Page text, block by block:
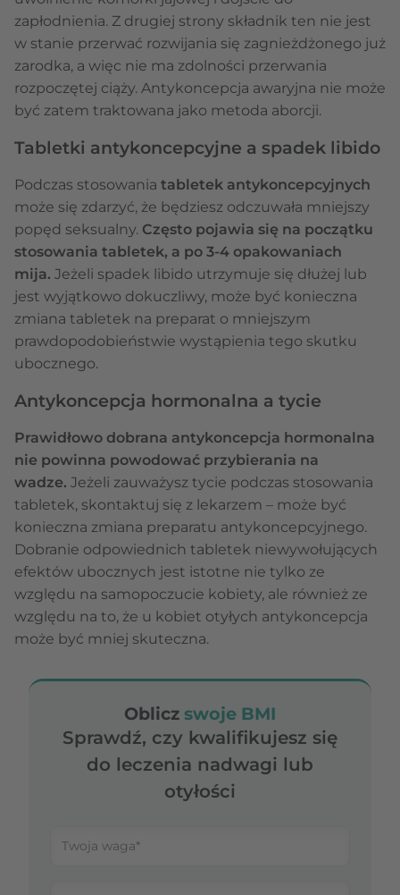
zapłodnienia. Z drugiej strony składnik ten nie jest
w stanie przerwać rozwijania się zagnieżdżonego już
zarodka, a więc nie ma zdolności przerwania
rozpoczętej ciąży. Antykoncepcja awaryjna nie może
być zatem traktowana jako metoda aborcji.
Tabletki antykoncepcyjne a spadek libido
Podczas stosowania tabletek antykoncepcyjnych
może się zdarzyć, że będziesz odczuwała mniejszy
popęd seksualny. Często pojawia się na początku
stosowania tabletek, a po 3-4 opakowaniach
mija. Jeżeli spadek libido utrzymuje się dłużej lub
jest wyjątkowo dokuczliwy, może być konieczna
zmiana tabletek na preparat o mniejszym
prawdopodobieństwie wystąpienia tego skutku
ubocznego.
Antykoncepcja hormonalna a tycie
Prawidłowo dobrana antykoncepcja hormonalna
nie powinna powodować przybierania na
wadze. Jeżeli zauważysz tycie podczas stosowania
tabletek, skontaktuj się z lekarzem – może być
konieczna zmiana preparatu antykoncepcyjnego.
Dobranie odpowiednich tabletek niewywołujących
efektów ubocznych jest istotne nie tylko ze
względu na samopoczucie kobiety, ale również ze
względu na to, że u kobiet otyłych antykoncepcja
może być mniej skuteczna.
Oblicz swoje BMI
Sprawdź, czy kwalifikujesz się
do leczenia nadwagi lub
otyłości